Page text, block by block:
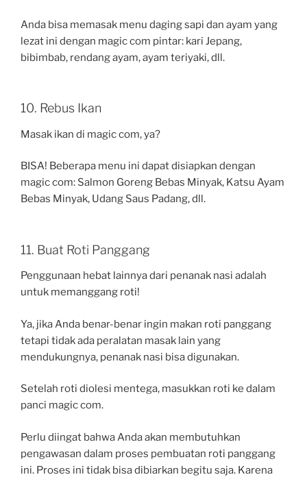
Anda bisa memasak menu daging sapi dan ayam yang
lezat ini dengan magic com pintar: kari Jepang,
bibimbab, rendang ayam, ayam teriyaki, dll.
10. Rebus Ikan
Masak ikan di magic com, ya?
BISA! Beberapa menu ini dapat disiapkan dengan
magic com: Salmon Goreng Bebas Minyak, Katsu Ayam
Bebas Minyak, Udang Saus Padang, dll.
11. Buat Roti Panggang
Penggunaan hebat lainnya dari penanak nasi adalah
untuk memanggang roti!
Ya, jika Anda benar-benar ingin makan roti panggang
tetapi tidak ada peralatan masak lain yang
mendukungnya, penanak nasi bisa digunakan.
Setelah roti diolesi mentega, masukkan roti ke dalam
panci magic com.
Perlu diingat bahwa Anda akan membutuhkan
pengawasan dalam proses pembuatan roti panggang
ini. Proses ini tidak bisa dibiarkan begitu saja. Karena